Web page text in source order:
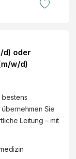
d) oder
w/d)
bestens
Sie
Leitung – mit